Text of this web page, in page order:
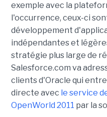
exemple avec la
l'occurrence, ceux-ci
développement
indépendantes et
stratégie plus large de
Salesforce.com va
clients d'Oracle qui
directe avec le service
OpenWorld 2011 par la